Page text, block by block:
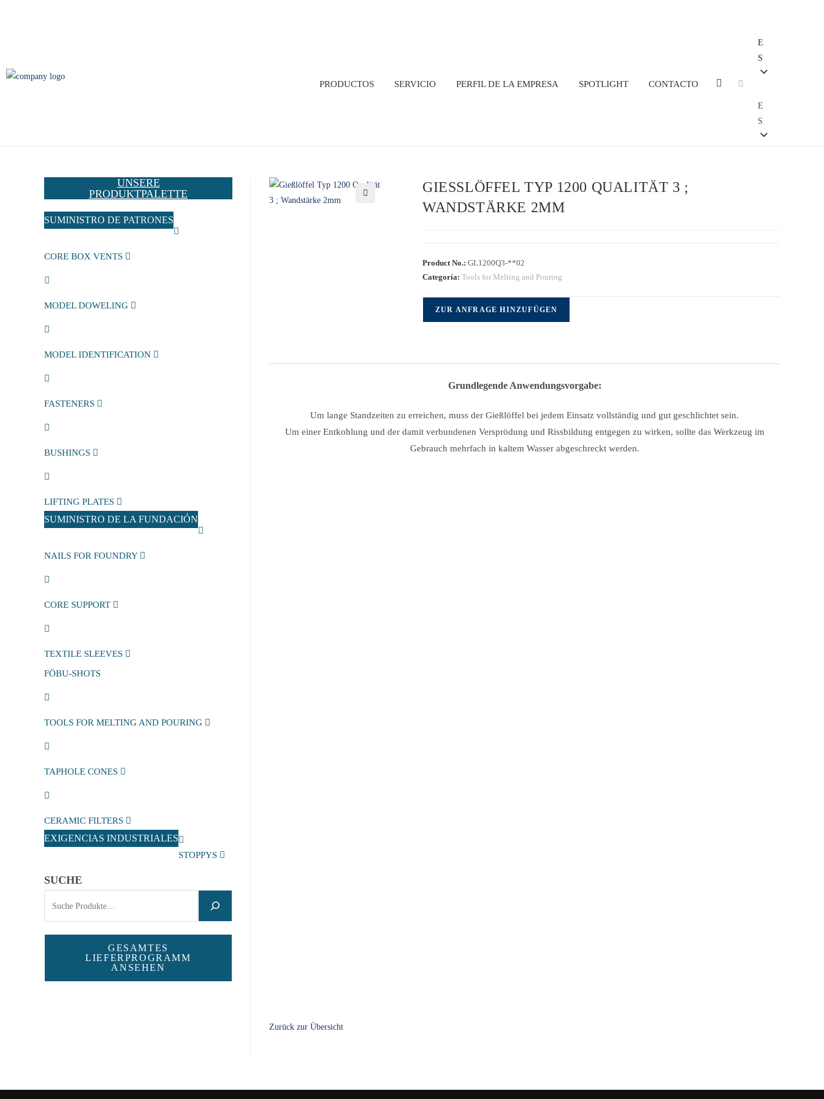
PRODUCTOS SERVICIO PERFIL DE LA EMPRESA SPOTLIGHT CONTACTO
E
S
E
S
GIESSLÖFFEL TYP 1200 QUALITÄT 3 ; W
ANDSTÄRKE 2MM
Product No.: GL1200Q3-**02
Categoría: Tools for Melting and Pouring
ZUR ANFRAGE HINZUFÜGEN
Grundlegende Anwendungsvorgabe:
Um lange Standzeiten zu erreichen, muss der Gießlöffel bei jedem Einsatz vollständig und gut geschlichtet sein.
Um einer Entkohlung und der damit verbundenen Versprödung und Rissbildung entgegen zu wirken, sollte das Werkzeug im
Gebrauch mehrfach in kaltem Wasser abgeschreckt werden.
Zurück zur Übersicht
UNSERE
PRODUKTPALETTE
SUMINISTRO DE PATRONES
CORE BOX VENTS
MODEL DOWELING
MODEL IDENTIFICATION
FASTENERS
BUSHINGS
LIFTING PLATES
SUMINISTRO DE LA FUNDACIÓN
NAILS FOR FOUNDRY
CORE SUPPORT
TEXTILE SLEEVES
FÖBU-SHOTS
TOOLS FOR MELTING AND POURING
TAPHOLE CONES
CERAMIC FILTERS
EXIGENCIAS INDUSTRIALES
STOPPYS
SUCHE
GESAMTES
LIEFERPROGRAMM
ANSEHEN